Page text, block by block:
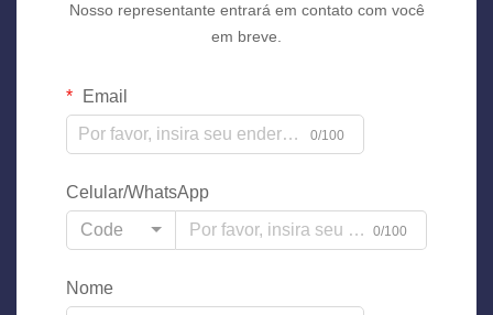
Nosso representante entrará em contato com você
em breve.
Email
0/100
Celular/WhatsApp
Code
0/100
Nome